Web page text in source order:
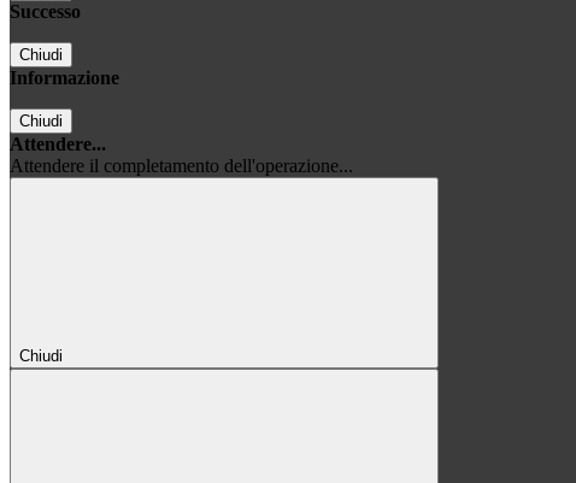
Successo
Chiudi
Informazione
Chiudi
Attendere...
Attendere il completamento dell'operazione...
Chiudi